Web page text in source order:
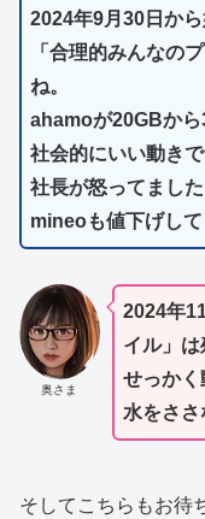
2024年9月30日か
「合理的みんなの
ね。
ahamoが20GBから
社会的にいい動き
社長が怒ってました
mineoも値下げして
奥さま
2024年
イル」は
せっかく
水をささ
そしてこちらもお待